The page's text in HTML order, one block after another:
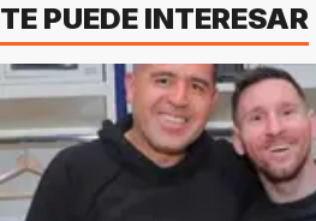
TE PUEDE INTERESAR